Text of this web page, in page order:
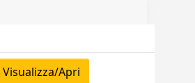
Visualizza/Apri